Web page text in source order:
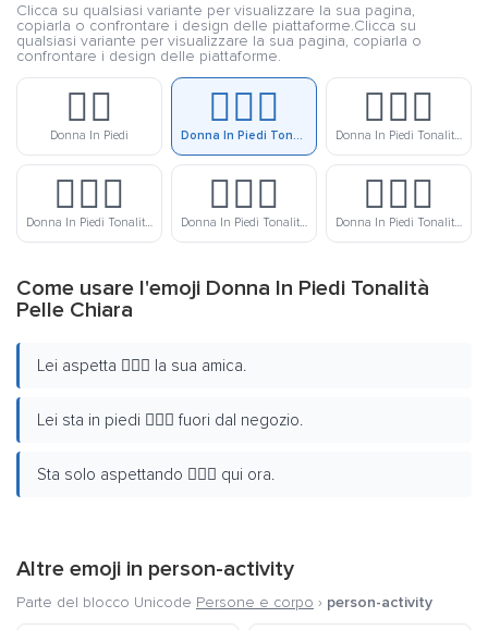
Clicca su qualsiasi variante per visualizzare la sua pagina,
copiarla o confrontare i design delle piattaforme.Clicca su
qualsiasi variante per visualizzare la sua pagina, copiarla o
confrontare i design delle piattaforme.
🧍‍♀️
Donna In Piedi
🧍🏻‍♀️
Donna In Piedi Tonalità Pelle Chiara
🧍🏼‍♀️
Donna In Piedi Tonalità Pelle Medio-Chiara
🧍🏽‍♀️
Donna In Piedi Tonalità Pelle Media
🧍🏾‍♀️
Donna In Piedi Tonalità Pelle Medio-Scura
🧍🏿‍♀️
Donna In Piedi Tonalità Pelle Scura
Come usare l'emoji Donna In Piedi Tonalità
Pelle Chiara
Lei aspetta 🧍🏻‍♀️ la sua amica.
Lei sta in piedi 🧍🏻‍♀️ fuori dal negozio.
Sta solo aspettando 🧍🏻‍♀️ qui ora.
Altre emoji in person-activity
Parte del blocco Unicode Persone e corpo › person-activity